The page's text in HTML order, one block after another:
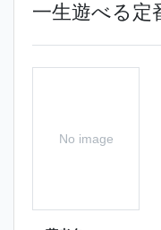
一生遊べる定
No image